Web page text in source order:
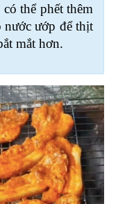
thể phết thêm
nước ướp để thịt
mắt hơn.